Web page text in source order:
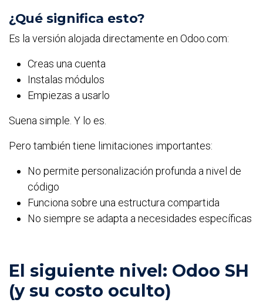
¿Qué significa esto?
Es la versión alojada directamente en Odoo.com:
Creas una cuenta
Instalas módulos
Empiezas a usarlo
Suena simple. Y lo es.
Pero también tiene limitaciones importantes:
No permite personalización profunda a nivel de
código
Funciona sobre una estructura compartida
No siempre se adapta a necesidades específicas
El siguiente nivel: Odoo SH
(y su costo oculto)